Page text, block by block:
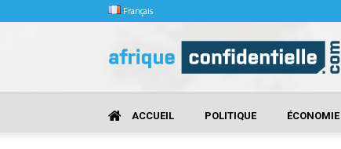
Français
Confidentielle
ACCUEIL POLITIQUE ÉCONOMIE